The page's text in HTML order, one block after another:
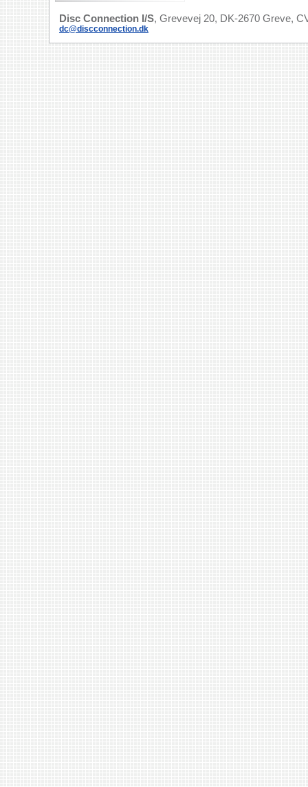
Disc Connection I/S, Grevevej 20, DK-2670 Greve,
dc@discconnection.dk